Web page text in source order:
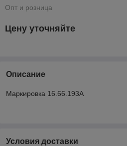
Опт и розница
Цену уточняйте
Описание
Маркировка 16.66.193А
Условия доставки